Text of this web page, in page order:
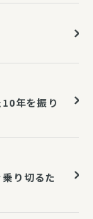
年を振り
り切るた